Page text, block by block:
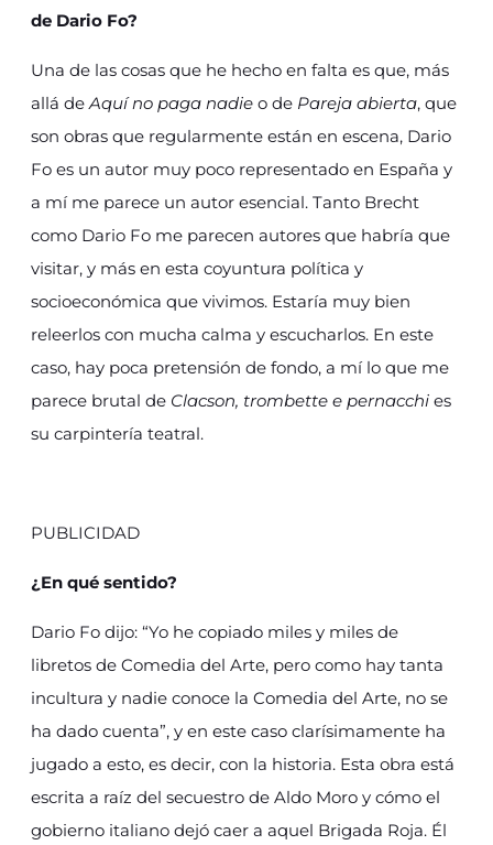
de Dario Fo?
Una de las cosas que he hecho en falta es que, más
allá deAquí no paga nadie o de Pareja abierta, que
son obras que regularmente están en escena, Dario
Fo es un autor muy poco representado en España y
a mí me parece un autor esencial. Tanto Brecht
como Dario Fo me parecen autores que habría que
visitar, y más en esta coyuntura política y
socioeconómica que vivimos. Estaría muy bien
releerlos con mucha calma y escucharlos. En este
caso, hay poca pretensión de fondo, a mí lo que me
parece brutal de Clacson, trombette e pernacchi es
su carpintería teatral.
PUBLICIDAD
¿En qué sentido?
Dario Fo dijo: “Yo he copiado miles y miles de
libretos de Comedia del Arte, pero como hay tanta
incultura y nadie conoce la Comedia del Arte, no se
ha dado cuenta”, y en este caso clarísimamente ha
jugado a esto, es decir, con la historia. Esta obra está
escrita a raíz del secuestro de Aldo Moro y cómo el
gobierno italiano dejó caer a aquel Brigada Roja. Él